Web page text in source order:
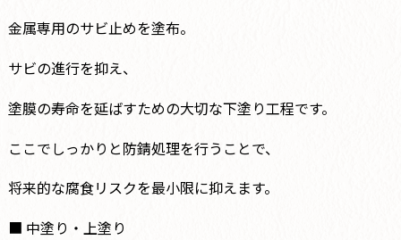
金属専用のサビ止めを塗布。
サビの進行を抑え、
塗膜の寿命を延ばすための大切な下塗り工程です。
ここでしっかりと防錆処理を行うことで、
将来的な腐食リスクを最小限に抑えます。
■ 中塗り・上塗り